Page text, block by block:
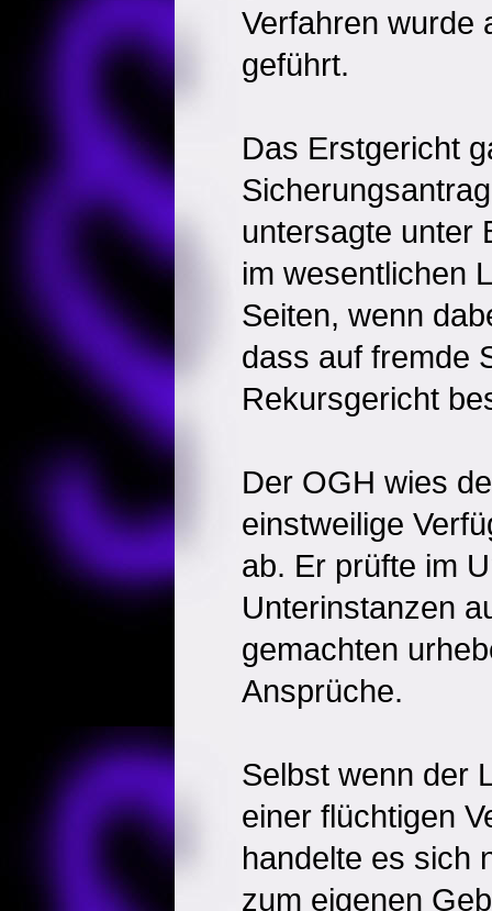
Verfahren wurde
geführt.
Das Erstgericht
untersagte unter
im wesentlichen
Seiten, wenn
dass auf fremde
Rekursgericht
Der OGH wies
einstweilige
ab. Er prüfte im
Unterinstanzen
gemachten
Ansprüche.
Selbst wenn der
einer flüchtigen
handelte es sich
zum eigenen